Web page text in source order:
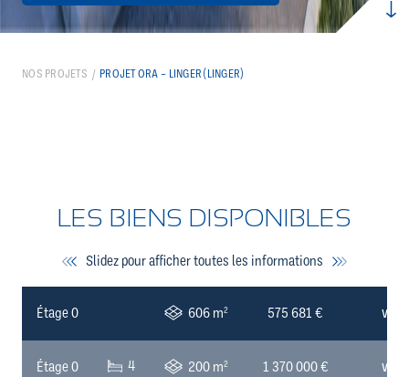
NOS PROJETS PROJET ORA – LINGER (LINGER)
LES BIENS DISPONIBLES
Slidez pour afficher toutes les informations
Étage 0 606 m2 575 681 €
Étage 0 4 200 m2 1 370 000 €